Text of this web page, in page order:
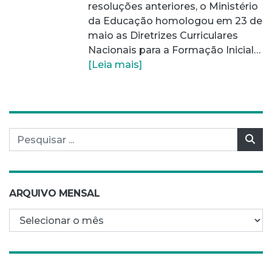
resoluções anteriores, o Ministério
da Educação homologou em 23 de
maio as Diretrizes Curriculares
Nacionais para a Formação Inicial…
[Leia mais]
Pesquisar por:
ARQUIVO MENSAL
Arquivo mensal